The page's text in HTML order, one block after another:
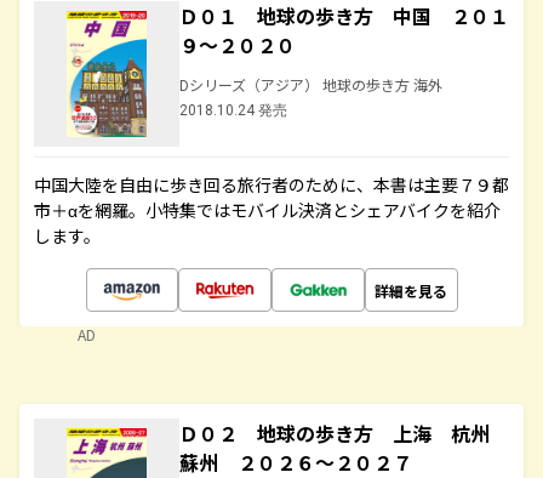
Ｄ０１ 地球の歩き方 中国 ２０１
９～２０２０
Dシリーズ（アジア） 地球の歩き方 海外
2018.10.24 発売
中国大陸を自由に歩き回る旅行者のために、本書は主要７９都
市＋αを網羅。小特集ではモバイル決済とシェアバイクを紹介
します。
詳細を見る
AD
Ｄ０２ 地球の歩き方 上海 杭州
蘇州 ２０２６～２０２７